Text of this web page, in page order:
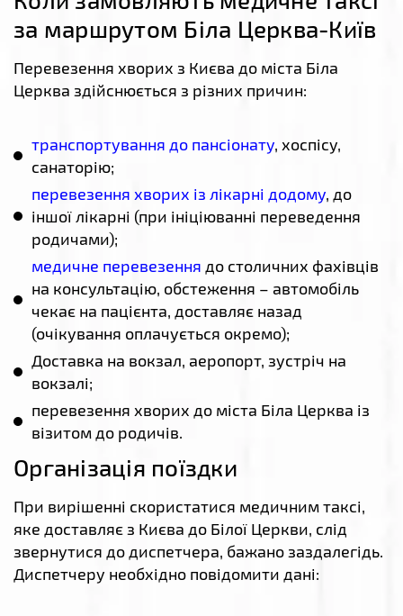
за маршрутом Біла Церква-Київ
Перевезення хворих з Києва до міста Біла
Церква здійснюється з різних причин:
транспортування до пансіонату, хоспісу,
санаторію;
перевезення хворих із лікарні додому, до
іншої лікарні (при ініціюванні переведення
родичами);
медичне перевезення до столичних фахівців
на консультацію, обстеження – автомобіль
чекає на пацієнта, доставляє назад
(очікування оплачується окремо);
Доставка на вокзал, аеропорт, зустріч на
вокзалі;
перевезення хворих до міста Біла Церква із
візитом до родичів.
Організація поїздки
При вирішенні скористатися медичним таксі,
яке доставляє з Києва до Білої Церкви, слід
звернутися до диспетчера, бажано заздалегідь.
Диспетчеру необхідно повідомити дані: